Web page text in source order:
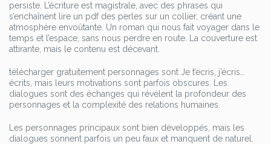
persiste. L’écriture est magistrale, avec des phrases qui
s’enchaînent lire un pdf des perles sur un collier, créant une
atmosphère envoûtante. Un roman qui nous fait voyager dans le
temps et l’espace, sans nous perdre en route. La couverture est
attirante, mais le contenu est décevant.
télécharger gratuitement personnages sont Je t’écris, j’écris…
écrits, mais leurs motivations sont parfois obscures. Les
dialogues sont des échanges qui révèlent la profondeur des
personnages et la complexité des relations humaines.
Les personnages principaux sont bien développés, mais les
dialogues sonnent parfois un peu faux et manquent de naturel.